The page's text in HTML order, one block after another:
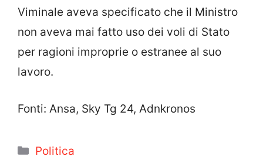
Viminale aveva specificato che il Ministro
non aveva mai fatto uso dei voli di Stato
per ragioni improprie o estranee al suo
lavoro.
Fonti: Ansa, Sky Tg 24, Adnkronos
Categorie
Politica